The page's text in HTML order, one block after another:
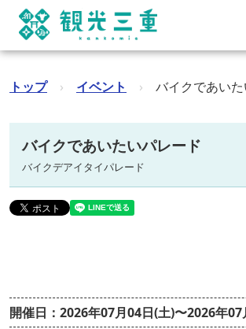
トップ › イベント › バイクであい
バイクであいたいパレード
バイクデアイタイパレード
開催日：2026年07月04日(土)〜2026年07